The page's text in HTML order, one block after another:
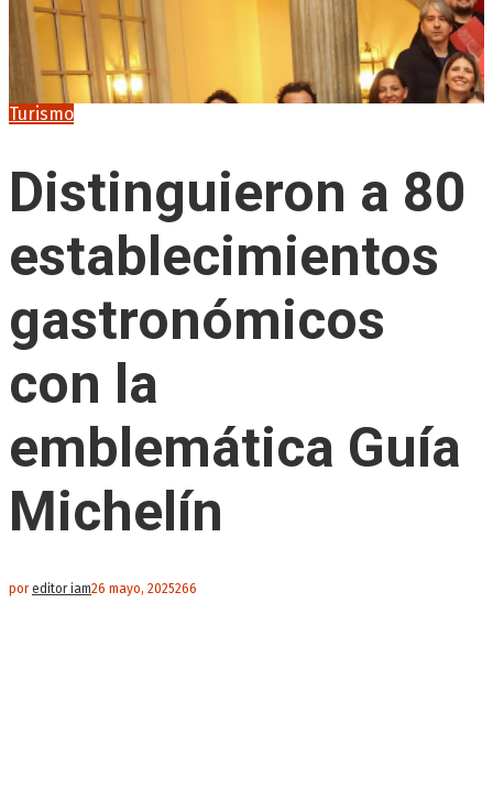
Turismo
Distinguieron a 80
establecimientos
gastronómicos
con la
emblemática Guía
Michelín
poreditor iam26 mayo, 2025266